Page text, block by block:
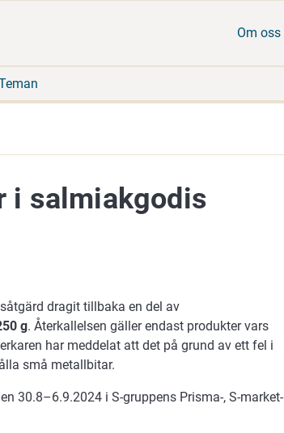
Om oss
i salmiakgodis
dragit tillbaka en del av
g. Återkallelsen gäller endast produkter vars
har meddelat att det på grund av ett fel i
små metallbitar.
30.8–6.9.2024 i S-gruppens Prisma-, S-market-